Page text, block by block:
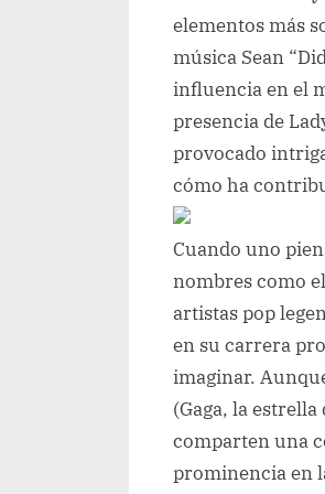
elementos más
música Sean
influencia en el
presencia de
provocado
cómo ha
Cuando uno
nombres como
artistas pop
en su carrera
imaginar.
(Gaga, la
comparten una
prominencia en